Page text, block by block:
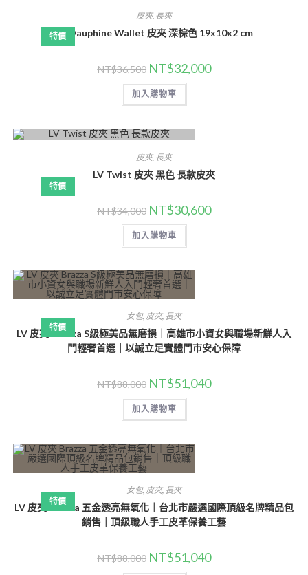
特價
皮夾, 長夾
LV Dauphine Wallet 皮夾 深棕色 19x10x2 cm
NT$36,500 NT$32,000
加入購物車
特價
皮夾, 長夾
LV Twist 皮夾 黑色 長款皮夾
NT$34,000 NT$30,600
加入購物車
特價
女包, 皮夾, 長夾
LV 皮夾 Brazza S級極美品無磨損｜高雄市小資女與職場新鮮人入
門輕奢首選｜以誠立足實體門市安心保障
NT$88,000 NT$51,040
加入購物車
特價
女包, 皮夾, 長夾
LV 皮夾 Brazza 五金透亮無氧化｜台北市嚴選國際頂級名牌精品包
銷售｜頂級職人手工皮革保養工藝
NT$88,000 NT$51,040